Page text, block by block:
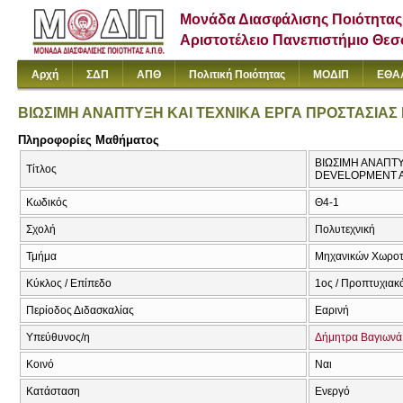
Μονάδα Διασφάλισης Ποιότητας
Αριστοτέλειο Πανεπιστήμιο
Αρχή ΣΔΠ ΑΠΘ Πολιτική Ποιότητας ΜΟΔΙΠ
ΒΙΩΣΙΜΗ ΑΝΑΠΤΥΞΗ ΚΑΙ ΤΕΧΝΙΚΑ ΕΡΓΑ
Πληροφορίες Μαθήματος
Τίτλος
ΒΙΩΣΙΜΗ
DEVELOPMENT
Κωδικός Θ4-1
Σχολή Πολυτεχνική
Τμήμα Μηχανικών
Κύκλος / Επίπεδο 1ος /
Περίοδος Διδασκαλίας Εαρινή
Υπεύθυνος/η Δήμητρα Βαγιωνά
Κοινό Ναι
Κατάσταση Ενεργό